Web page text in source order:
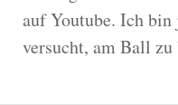
auf Youtube. Ich bin
versucht, am Ball zu